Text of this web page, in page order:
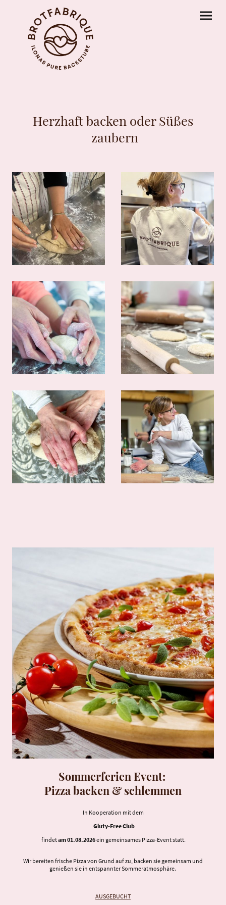
Herzhaft backen oder Süßes
zaubern
Sommerferien Event:
Pizza backen & schlemmen
In Kooperation mit dem
Gluty-Free Club
findetam 01.08.2026ein gemeinsames Pizza-Event statt.
Wir bereiten frische Pizza von Grund auf zu, backen sie gemeinsam und
genießen sie in entspannter Sommeratmosphäre.
AUSGEBUCHT